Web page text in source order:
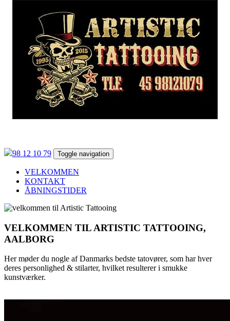
98 12 10 79 Toggle navigation
VELKOMMEN
KONTAKT
ÅBNINGSTIDER
VELKOMMEN TIL ARTISTIC TATTOOING,
AALBORG
Her møder du nogle af Danmarks bedste tatovører, som har hver
deres personlighed & stilarter, hvilket resulterer i smukke
kunstværker.